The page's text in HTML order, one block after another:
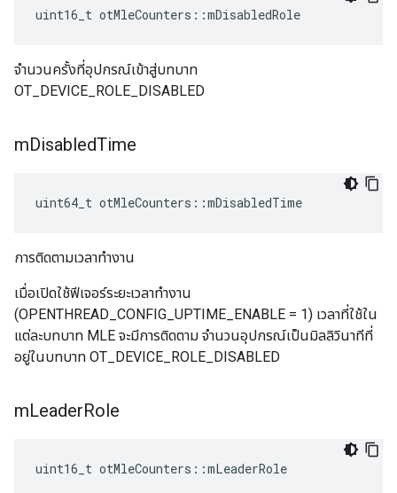
uint16_t otMleCounters ::mDisabledRole
จำนวนครั้งที่อุปกรณ์เข้าสู่บทบาท
OT_DEVICE_ROLE_DISABLED
mDisabledTime
uint64_t otMleCounters ::mDisabledTime
การติดตามเวลาทำงาน
เมื่อเปิดใช้ฟีเจอร์ระยะเวลาทำงาน
(OPENTHREAD_CONFIG_UPTIME_ENABLE = 1) เวลาที่ใช้ใน
แต่ละบทบาท MLE จะมีการติดตาม จำนวนอุปกรณ์เป็นมิลลิวินาทีที่
อยู่ในบทบาท OT_DEVICE_ROLE_DISABLED
mLeaderRole
uint16_t otMleCounters ::mLeaderRole